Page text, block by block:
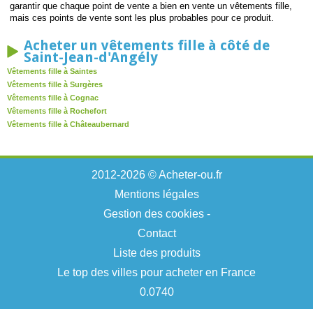
garantir que chaque point de vente a bien en vente un vêtements fille,
mais ces points de vente sont les plus probables pour ce produit.
Acheter un vêtements fille à côté de
Saint-Jean-d'Angély
Vêtements fille à Saintes
Vêtements fille à Surgères
Vêtements fille à Cognac
Vêtements fille à Rochefort
Vêtements fille à Châteaubernard
2012-2026 © Acheter-ou.fr
Mentions légales
Gestion des cookies-
Contact
Liste des produits
Le top des villes pour acheter en France
0.0740